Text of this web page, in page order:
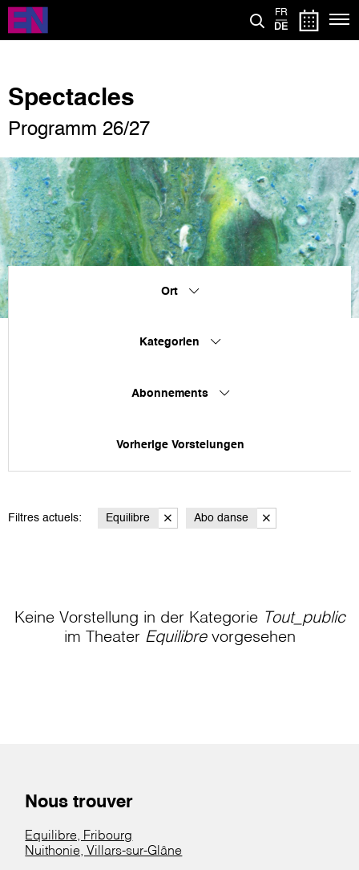
Direkt
zum
Inhalt
FR
DE
Spectacles
Programm 26/27
Ort
Kategorien
Abonnements
Vorherige Vorstelungen
Filtres actuels: Equilibre Abo danse
Keine Vorstellung in der Kategorie Tout_public
im Theater Equilibrevorgesehen
Nous trouver
Equilibre, Fribourg
Nuithonie, Villars-sur-Glâne